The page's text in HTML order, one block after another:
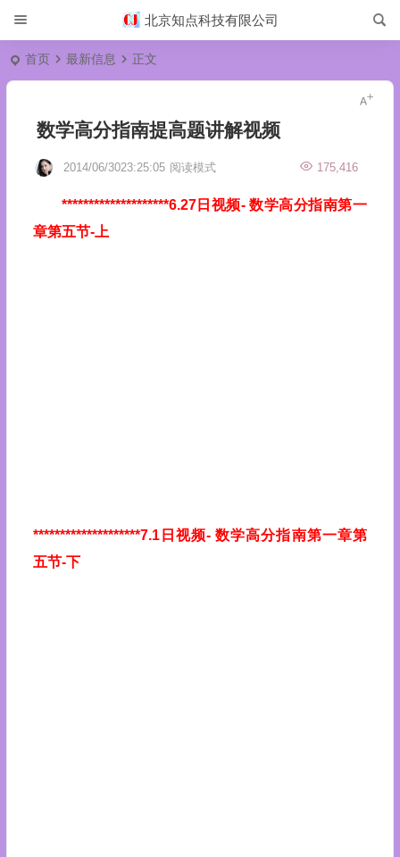
北京知点科技有限公司
首页 最新信息 正文
数学高分指南提高题讲解视频
2014/06/3023:25:05 175,416
阅读模式
********************6.27日视频- 数学高分指南第一
章第五节-上
********************7.1日视频- 数学高分指南第一章第
五节-下